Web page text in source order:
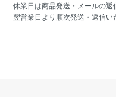
休業日は商品発送・メールの返
翌営業日より順次発送・返信い